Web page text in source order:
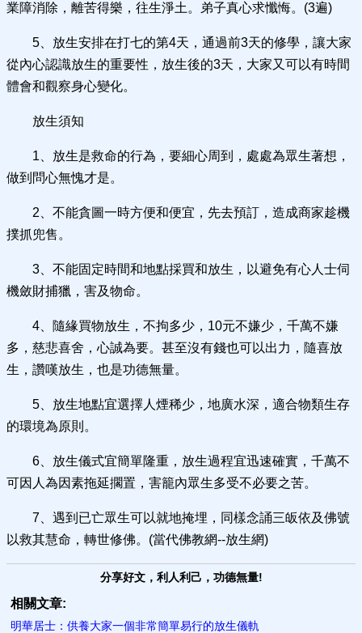
業障消除，離苦得樂，往生淨土。弟子真心求懺悔。(3遍)
5、放生安排在打七的第4天，通過前3天的修學，讓大家
從內心認識放生的重要性，放生後的3天，大家又可以有時間
體會和觀察身心變化。
放生須知
1、放生是救命的行為，要細心周到，處處為眾生著想，
做到問心無愧才是。
2、不能貪圖一時方便和便宜，先去預訂，造成商家趁機
撲抓兜售。
3、不能固定時間和地點採買和放生，以避免有心人士伺
機斂財捕獵，害及物命。
4、隨緣買物放生，不拘多少，10元不嫌少，千萬不嫌
多，慈悲喜舍，心誠為要。甚至沒有錢也可以出力，隨喜放
生，讚嘆放生，也是功德無量。
5、放生地點宜選擇人煙稀少，地廣水深，適合物類生存
的環境為原則。
6、放生儀式宜簡單隆重，放生過程宜迅速確實，千萬不
可因人為因素拖延擱置，害籠內眾生多受不必要之苦。
7、遇到已亡眾生可以就地掩埋，同樣念誦三皈依及佛號
以救其慧命，轉世修佛。(當代佛教網--放生網)
分享好文，利人利己，功德無量!
相關文章:
明華居士：供養大家一個非常簡單易行的放生儀軌